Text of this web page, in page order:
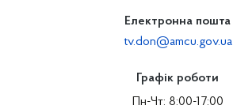
Електронна пошта
tv.don@amcu.gov.ua
Графік роботи
Пн-Чт: 8:00-17:00